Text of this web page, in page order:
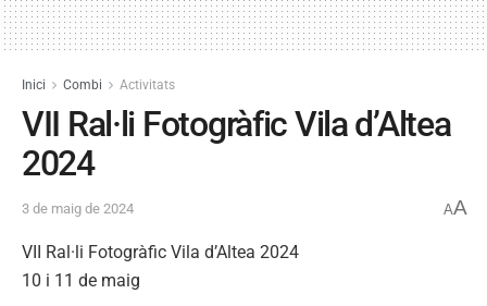
Inici Combi Activitats
VII Ral·li Fotogràfic Vila d’Altea
2024
3 de maig de 2024 AA
VII Ral·li Fotogràfic Vila d’Altea 2024
10 i 11 de maig